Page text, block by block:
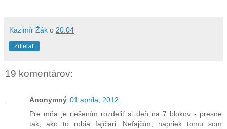
Kazimír Žák o 20:04
Zdieľať
19 komentárov:
Anonymný 01 apríla, 2012
Pre mňa je riešením rozdeliť si deň na 7 blokov - presne
tak, ako to robia fajčiari. Nefajčím, napriek tomu som